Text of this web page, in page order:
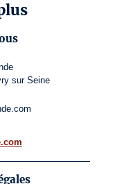
sur Seine